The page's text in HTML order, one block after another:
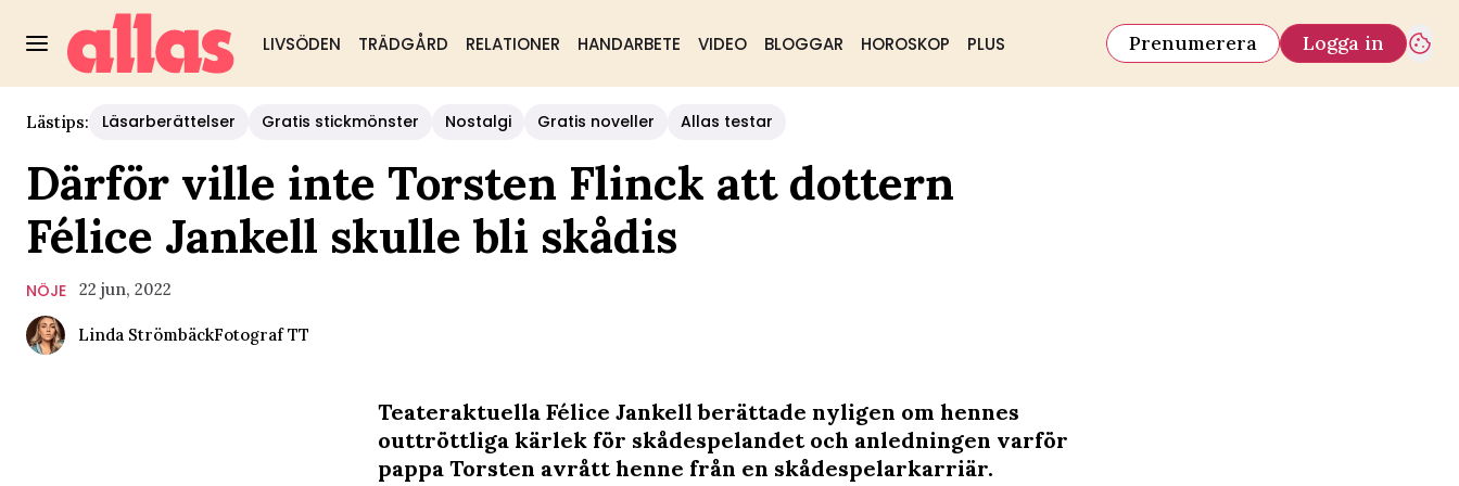
LIVSÖDEN TRÄDGÅRD RELATIONER HANDARBETE VIDEO BLOGGAR HOROSKOP PLUS Prenumerera Logga in
Lästips: Läsarberättelser Gratis stickmönster Nostalgi Gratis noveller Allas testar
Därför ville inte Torsten Flinck att dottern
Félice Jankell skulle bli skådis
NÖJE 22 jun, 2022
Linda StrömbäckFotograf TT
Teateraktuella Félice Jankell berättade nyligen om hennes
outtröttliga kärlek för skådespelandet och anledningen varför
pappa Torsten avrått henne från en skådespelarkarriär.